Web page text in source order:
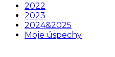
2022
2023
2024&2025
Moje úspechy